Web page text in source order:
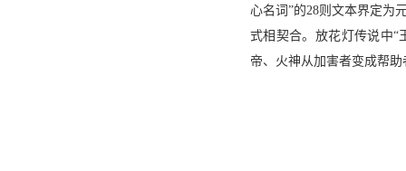
心名词”的28则文本界定为
式相契合。放花灯传说中
帝、火神从加害者变成帮